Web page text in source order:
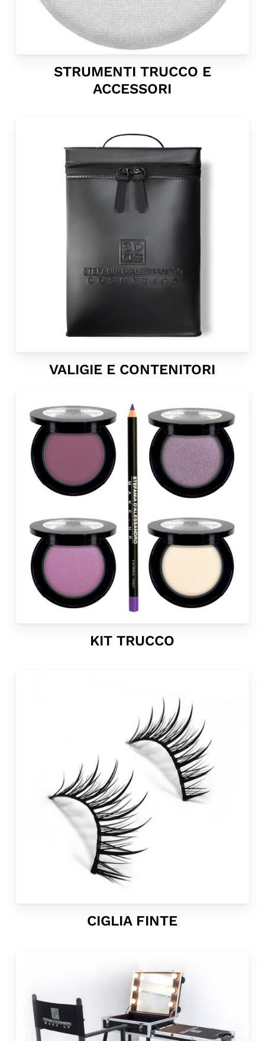
STRUMENTI TRUCCO E
ACCESSORI
VALIGIE E CONTENITORI
KIT TRUCCO
CIGLIA FINTE